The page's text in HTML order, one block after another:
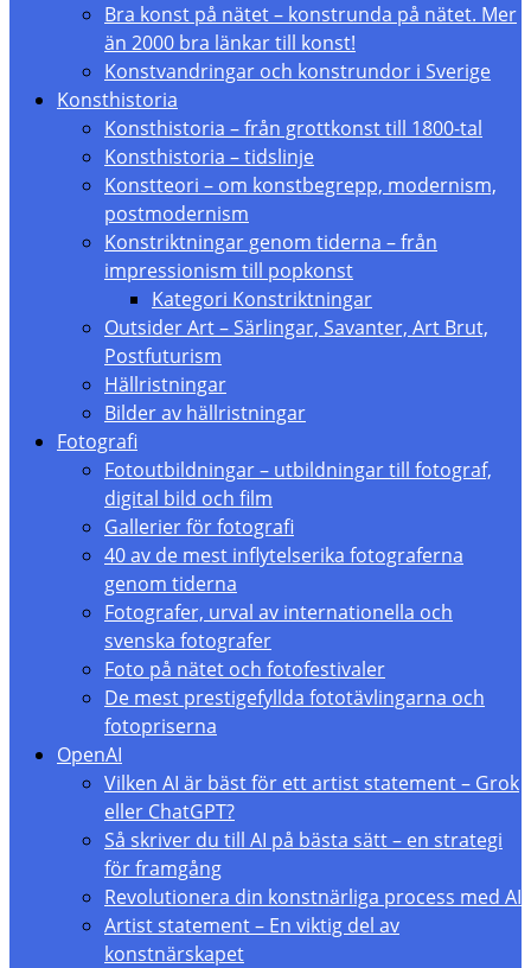
Bra konst på nätet – konstrunda på nätet. Mer
än 2000 bra länkar till konst!
Konstvandringar och konstrundor i Sverige
Konsthistoria
Konsthistoria – från grottkonst till 1800-tal
Konsthistoria – tidslinje
Konstteori – om konstbegrepp, modernism,
postmodernism
Konstriktningar genom tiderna – från
impressionism till popkonst
Kategori Konstriktningar
Outsider Art – Särlingar, Savanter, Art Brut,
Postfuturism
Hällristningar
Bilder av hällristningar
Fotografi
Fotoutbildningar – utbildningar till fotograf,
digital bild och film
Gallerier för fotografi
40 av de mest inflytelserika fotograferna
genom tiderna
Fotografer, urval av internationella och
svenska fotografer
Foto på nätet och fotofestivaler
De mest prestigefyllda fototävlingarna och
fotopriserna
OpenAI
Vilken AI är bäst för ett artist statement – Grok
eller ChatGPT?
Så skriver du till AI på bästa sätt – en strategi
för framgång
Revolutionera din konstnärliga process med AI
Artist statement – En viktig del av
konstnärskapet